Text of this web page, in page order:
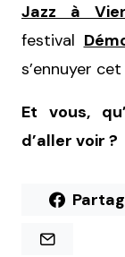
Jazz à
festival
s’ennuyer
Et vous,
d’aller voir ?